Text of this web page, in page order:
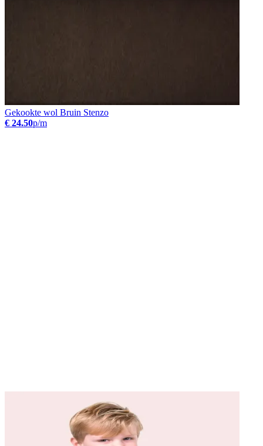
Gekookte wol Bruin Stenzo
€ 24.50p/m